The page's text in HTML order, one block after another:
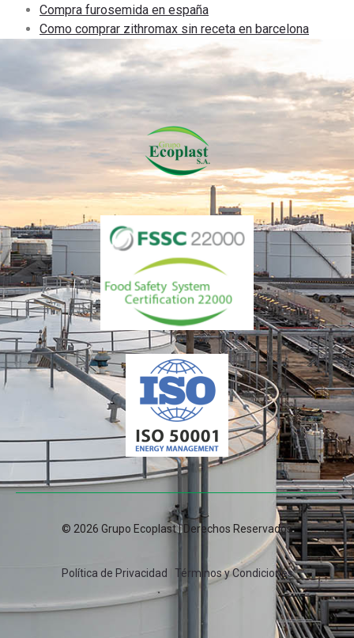
Compra furosemida en españa
Como comprar zithromax sin receta en barcelona
© 2026 Grupo Ecoplast | Derechos Reservados
Política de Privacidad Términos y Condiciones